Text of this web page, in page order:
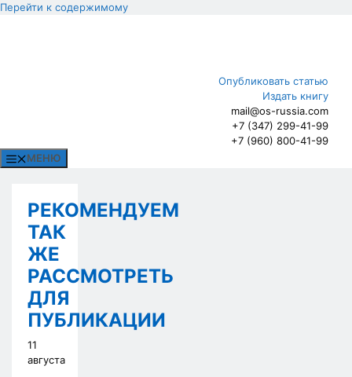
Перейти к содержимому
Опубликовать статью
Издать книгу
mail@os-russia.com
+7 (347) 299-41-99
+7 (960) 800-41-99
МЕНЮ
РЕКОМЕНДУЕМ
ТАК
ЖЕ
РАССМОТРЕТЬ
ДЛЯ
ПУБЛИКАЦИИ
11
августа